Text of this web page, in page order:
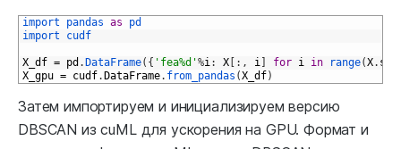
import pandas as
pd
import cudf
X_df = pd . DataFrame( { 'fea%d'%i: X : , i for i in range(X.
X_gpu = cudf. DataFrame. from_pandas (X_df)
Затем импортируем и инициализируем версию
DBSCAN из cuML для ускорения на GPU. Формат и